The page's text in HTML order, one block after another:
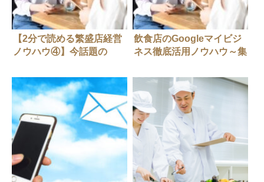
【2分で読める繁盛店経営
ノウハウ④】今話題の
術～店舗情報設定の最適化
編～
飲食店のGoogleマイビジ
ネス徹底活用ノウハウ～集